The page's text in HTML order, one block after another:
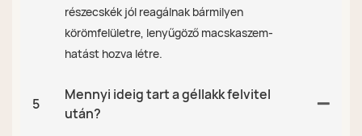
részecskék jól reagálnak bármilyen
körömfelületre, lenyűgöző macskaszem-
hatást hozva létre.
5
Mennyi ideig tart a géllakk felvitel
után?